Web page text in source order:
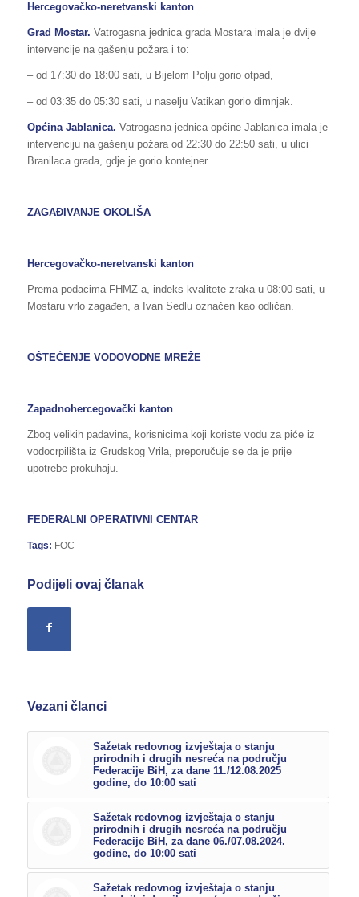
Hercegovačko-neretvanski kanton
Grad Mostar. Vatrogasna jednica grada Mostara imala je dvije
intervencije na gašenju požara i to:
– od 17:30 do 18:00 sati, u Bijelom Polju gorio otpad,
– od 03:35 do 05:30 sati, u naselju Vatikan gorio dimnjak.
Općina Jablanica. Vatrogasna jednica općine Jablanica imala je
intervenciju na gašenju požara od 22:30 do 22:50 sati, u ulici
Branilaca grada, gdje je gorio kontejner.
ZAGAĐIVANJE OKOLIŠA
Hercegovačko-neretvanski kanton
Prema podacima FHMZ-a, indeks kvalitete zraka u 08:00 sati, u
Mostaru vrlo zagađen, a Ivan Sedlu označen kao odličan.
OŠTEĆENJE VODOVODNE MREŽE
Zapadnohercegovački kanton
Zbog velikih padavina, korisnicima koji koriste vodu za piće iz
vodocrpilišta iz Grudskog Vrila, preporučuje se da je prije
upotrebe prokuhaju.
FEDERALNI OPERATIVNI CENTAR
Tags: FOC
Podijeli ovaj članak
Vezani članci
Sažetak redovnog izvještaja o stanju
prirodnih i drugih nesreća na području
Federacije BiH, za dane 11./12.08.2025
godine, do 10:00 sati
Sažetak redovnog izvještaja o stanju
prirodnih i drugih nesreća na području
Federacije BiH, za dane 06./07.08.2024.
godine, do 10:00 sati
Sažetak redovnog izvještaja o stanju